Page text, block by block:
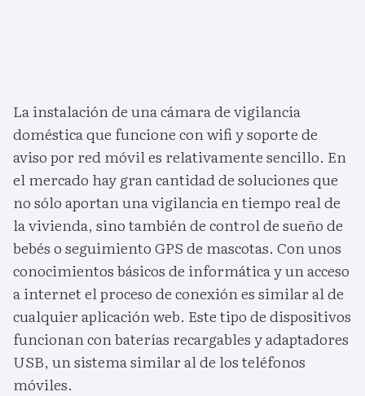
La instalación de una cámara de vigilancia
doméstica que funcione con wifi y soporte de
aviso por red móvil es relativamente sencillo. En
el mercado hay gran cantidad de soluciones que
no sólo aportan una vigilancia en tiempo real de
la vivienda, sino también de control de sueño de
bebés o seguimiento GPS de mascotas. Con unos
conocimientos básicos de informática y un acceso
a internet el proceso de conexión es similar al de
cualquier aplicación web. Este tipo de dispositivos
funcionan con baterías recargables y adaptadores
USB, un sistema similar al de los teléfonos
móviles.